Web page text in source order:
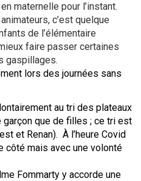
maternelle pour l’instant.
c’est quelque
de l’élémentaire
faire passer certaines
gaspillages.
lors des journées sans
au tri des plateaux
garçon que de filles ; ce tri est
et Renan). À l’heure Covid
côté mais avec une volonté
Fommarty y accorde une